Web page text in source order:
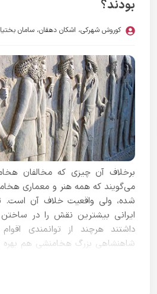
بودند؟
کوروش شهرکی، اشکان دهقان، سامان
برخلاف آن چیزی که مخالفان
می‌گویند که همه هنر و معماری
شده، ولی واقعیت خلاف آن است.
ایرانی بیشترین نقش را در
داشتند هرچند از توانمندی
شاهنشاهی بزرگ هخامنشی هم بهره
گیری از معماری‌های مختلف، معماری
نمایانگر احترام به هنر
غیر ایرانی مانند همکاران آریایی